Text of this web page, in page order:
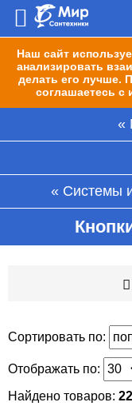
Наш сайт
анализировать
делать его лучше.
соглашаетесь с
Системы
Сортировать по:
Отображать по:
Найдено товаров: